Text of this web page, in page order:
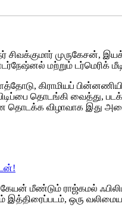
சிவக்குமார்
மற்றும் டர்மெரிக்
கிராமியப்
தொடங்கி வைத்து,
தொடக்க விழாவாக இது
மீண்டும் ராஜ்கமல்
ஒரு